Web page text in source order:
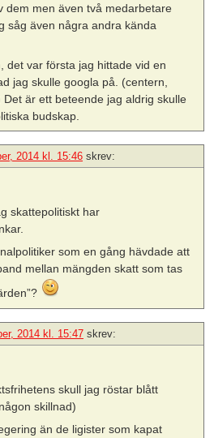
dem men även två medarbetare
såg även några andra kända
det var första jag hittade vid en
jag skulle googla på. (centern,
är ett beteende jag aldrig skulle
budskap.
2014 kl. 15:46 skrev:
skattepolitiskt har
som en gång hävdade att
mellan mängden skatt som tas
2014 kl. 15:47 skrev:
skull jag röstar blått
skillnad)
än de ligister som kapat